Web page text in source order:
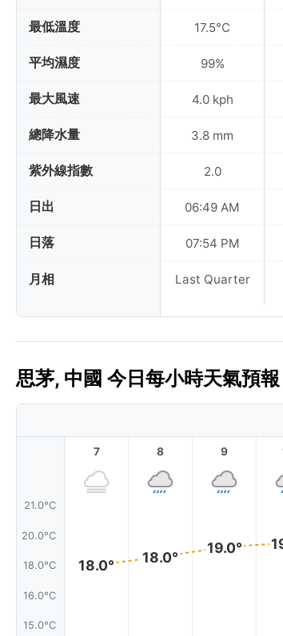
最低溫度
平均濕度
最大風速
總降水量
紫外線指數
日出
日落
月相
17.5°C
99%
4.0 kph
3.8 mm
2.0
06:49 AM
07:54 PM
Last Quarter
思茅, 中國 今日每小時天氣預
21.0°C
20.0°C
18.0°C
16.0°C
15.0°C
7
18.0°
8
18.0°
9
19.0°